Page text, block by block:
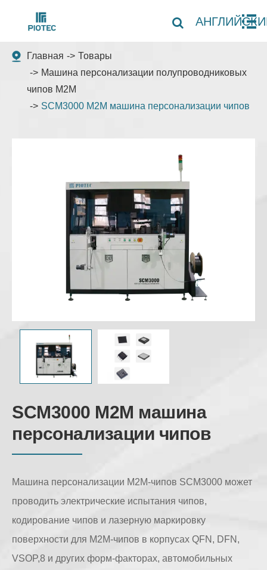
Главная
Товары
Машина персонализации полупроводниковых
чипов M2M
SCM3000 M2M машина персонализации чипов
SCM3000 M2M машина
персонализации чипов
Машина персонализации M2M-чипов SCM3000 может
проводить электрические испытания чипов,
кодирование чипов и лазерную маркировку
поверхности для M2M-чипов в корпусах QFN, DFN,
VSOP,8 и других форм-факторах, автомобильных